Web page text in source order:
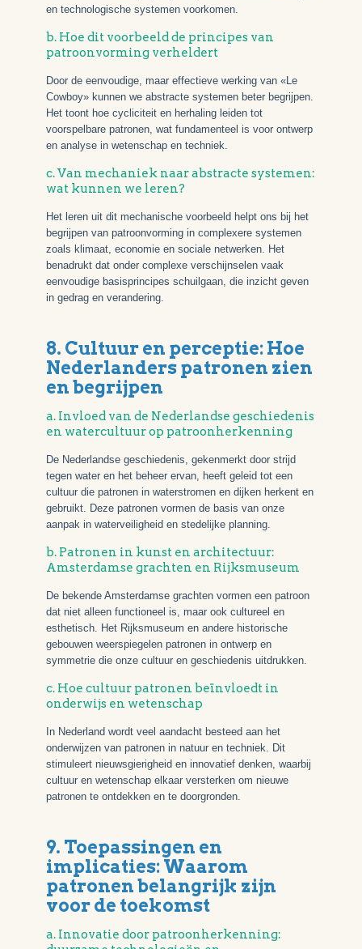
en technologische systemen voorkomen.
b. Hoe dit voorbeeld de principes van
patroonvorming verheldert
Door de eenvoudige, maar effectieve werking van «Le
Cowboy» kunnen we abstracte systemen beter begrijpen.
Het toont hoe cycliciteit en herhaling leiden tot
voorspelbare patronen, wat fundamenteel is voor ontwerp
en analyse in wetenschap en techniek.
c. Van mechaniek naar abstracte systemen:
wat kunnen we leren?
Het leren uit dit mechanische voorbeeld helpt ons bij het
begrijpen van patroonvorming in complexere systemen
zoals klimaat, economie en sociale netwerken. Het
benadrukt dat onder complexe verschijnselen vaak
eenvoudige basisprincipes schuilgaan, die inzicht geven
in gedrag en verandering.
8. Cultuur en perceptie: Hoe
Nederlanders patronen zien
en begrijpen
a. Invloed van de Nederlandse geschiedenis
en watercultuur op patroonherkenning
De Nederlandse geschiedenis, gekenmerkt door strijd
tegen water en het beheer ervan, heeft geleid tot een
cultuur die patronen in waterstromen en dijken herkent en
gebruikt. Deze patronen vormen de basis van onze
aanpak in waterveiligheid en stedelijke planning.
b. Patronen in kunst en architectuur:
Amsterdamse grachten en Rijksmuseum
De bekende Amsterdamse grachten vormen een patroon
dat niet alleen functioneel is, maar ook cultureel en
esthetisch. Het Rijksmuseum en andere historische
gebouwen weerspiegelen patronen in ontwerp en
symmetrie die onze cultuur en geschiedenis uitdrukken.
c. Hoe cultuur patronen beïnvloedt in
onderwijs en wetenschap
In Nederland wordt veel aandacht besteed aan het
onderwijzen van patronen in natuur en techniek. Dit
stimuleert nieuwsgierigheid en innovatief denken, waarbij
cultuur en wetenschap elkaar versterken om nieuwe
patronen te ontdekken en te doorgronden.
9. Toepassingen en
implicaties: Waarom
patronen belangrijk zijn
voor de toekomst
a. Innovatie door patroonherkenning: